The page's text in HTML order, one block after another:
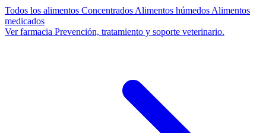
Todos los alimentos Concentrados Alimentos húmedos Alimentos
medicados
Ver farmacia Prevención, tratamiento y soporte veterinario.